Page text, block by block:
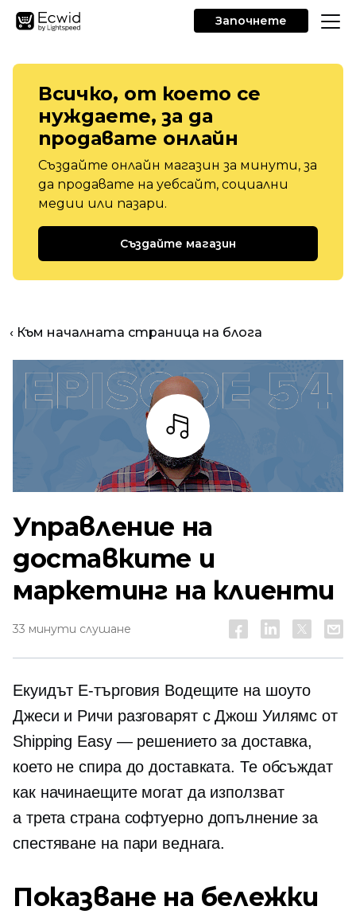
Започнете
Всичко, от което се
нуждаете, за да
продавате онлайн
Създайте онлайн магазин за минути, за
да продавате на уебсайт, социални
медии или пазари.
Създайте магазин
‹ Към началната страница на блога
Слушай
Управление на
доставките и
маркетинг на клиенти
33 минути слушане
Екуидът E-търговия Водещите на шоуто
Джеси и Ричи разговарят с Джош Уилямс от
Shipping Easy — решението за доставка,
което не спира до доставката. Те обсъждат
как начинаещите могат да използват
a трета странасофтуерно допълнение за
спестяване на пари веднага.
Показване на бележки